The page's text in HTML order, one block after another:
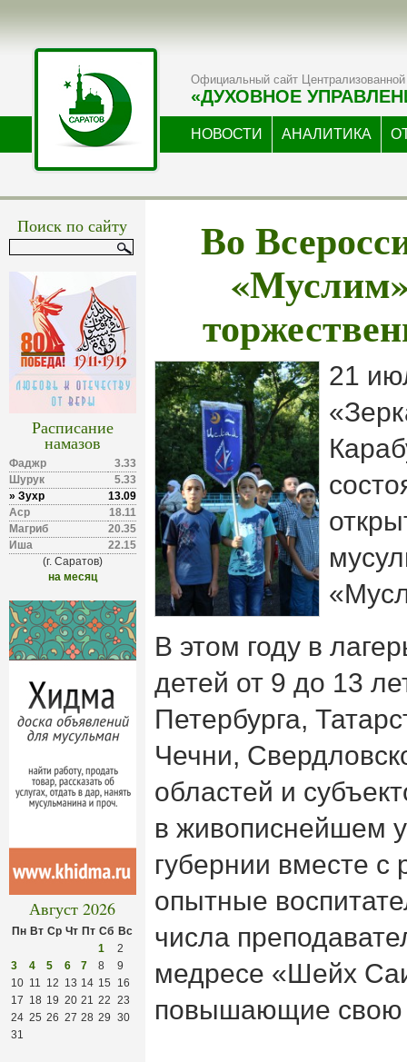
Официальный сайт Централизованной
«ДУХОВНОЕ
НОВОСТИ АНАЛИТИКА
Поиск по сайту
Расписание
намазов
Фаджр
3.33
Шурук
5.33
» Зухр
13.09
Аср
18.11
Магриб
20.35
Иша
22.15
(г. Саратов)
на месяц
Август 2026
Пн Вт Ср Чт Пт Сб Вс
1
2
3
4 5 6 7 8
9
10 11 12 13 14 15
16
17 18 19 20 21 22 23
24 25 26 27 28 29 30
31
Во
21
В этом году в
детей от 9 до 13
Петербурга,
Чечни,
областей и
в живописнейшем
губернии вместе с
опытные
числа
медресе «Шейх
повышающие свою